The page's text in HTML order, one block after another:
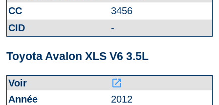
3456
-
Toyota Avalon XLS V6 3.5L
launch
2012